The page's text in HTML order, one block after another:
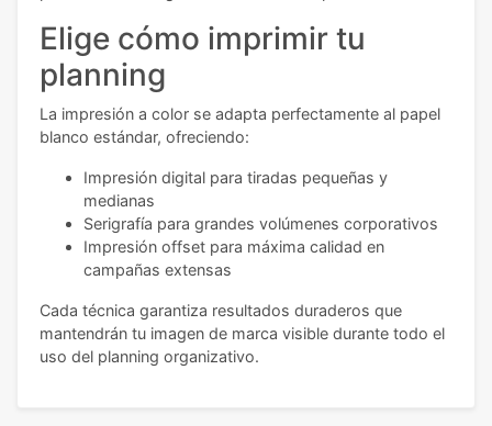
Elige cómo imprimir tu
planning
La impresión a color se adapta perfectamente al papel
blanco estándar, ofreciendo:
Impresión digital para tiradas pequeñas y
medianas
Serigrafía para grandes volúmenes corporativos
Impresión offset para máxima calidad en
campañas extensas
Cada técnica garantiza resultados duraderos que
mantendrán tu imagen de marca visible durante todo el
uso del planning organizativo.